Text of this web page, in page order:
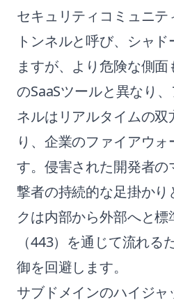
セキュリティコミュニテ
トンネルと呼び、シャ
ますが、より危険な側
のSaaSツールと異なり
ネルはリアルタイムの
り、企業のファイアウ
す。侵害された開発者
撃者の持続的な足掛かり
クは内部から外部へと標
（443）を通じて流れる
御を回避します。
サブドメインのハイジャ